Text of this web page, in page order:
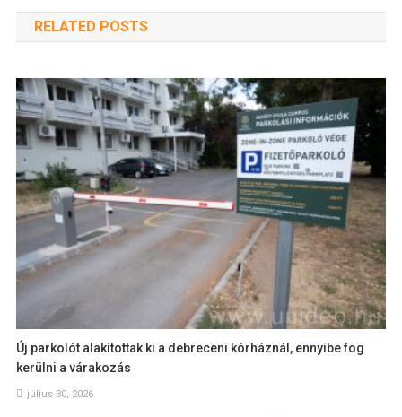
RELATED POSTS
Új parkolót alakítottak ki a debreceni kórháznál, ennyibe fog
kerülni a várakozás
július 30, 2026